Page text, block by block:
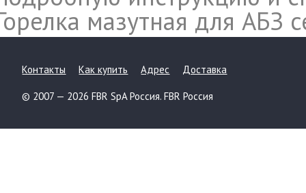
мазутная для АБЗ
Контакты Как купить Адрес Доставка
© 2007 — 2026 FBR SpA Россия. FBR Россия